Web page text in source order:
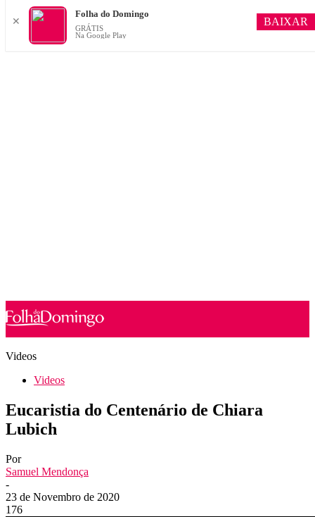
Videos
Videos
Eucaristia do Centenário de Chiara
Lubich
Por
Samuel Mendonça
-
23 de Novembro de 2020
176
✕
Folha do Domingo
GRÁTIS
Na Google Play
BAIXAR